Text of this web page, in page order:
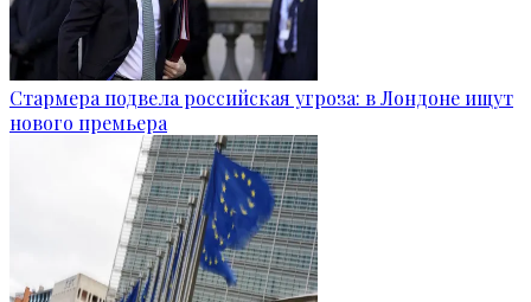
Стармера подвела российская угроза: в Лондоне ищут
нового премьера